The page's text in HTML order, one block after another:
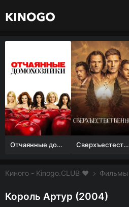
Отчаянные домохозяйки (1 сезон) Сверхъестественное
Киного - Kinogo.CLUB ❤️ Фильмы
Король Артур (2004)